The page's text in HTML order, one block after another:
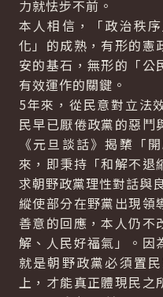
力就怯步不前。
本人相信，「政治秩
化」的成熟，有形的憲
安的基石，無形的「公
有效運作的關鍵。
5年來，從民意對立法
民早已厭倦政黨的惡鬥
《元旦談話》揭櫫「
來，即秉持「和解不退
求朝野政黨理性對話與
縱使部分在野黨出現領
善意的回應，本人仍不
解、人民好福氣」。因
就是朝野政黨必須置
上，才能真正體現民之